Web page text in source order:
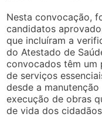
Nesta convocação,
candidatos
que incluíram a
do Atestado de
convocados têm um
de serviços
desde a
execução de obras
de vida dos